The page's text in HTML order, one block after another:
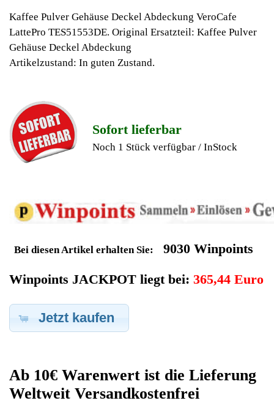
Kaffeevollautomat
Im Kundenbereich können Sie uns Ihren alten Bosch
Kaffeevollautomat auch defekt zur Ersatzteilgewinnung
eintragen. Dort geben Sie den Kaffeevollautomat Name Bosch
sowie die Modelnummer mit ein, bei der Artikelbeschreibung
geben Sie alle wichtigen relevanten Daten ein, in welchen